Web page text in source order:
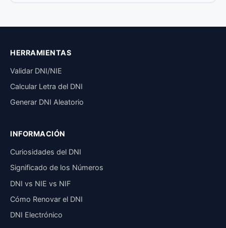
HERRAMIENTAS
Validar DNI/NIE
Calcular Letra del DNI
Generar DNI Aleatorio
INFORMACIÓN
Curiosidades del DNI
Significado de los Números
DNI vs NIE vs NIF
Cómo Renovar el DNI
DNI Electrónico